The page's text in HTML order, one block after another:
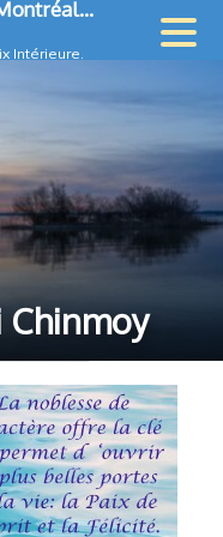
Intérieure.
Chinmoy